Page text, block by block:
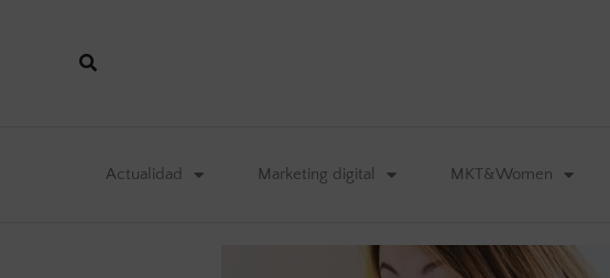
Actualidad Marketing digital MKT&Women